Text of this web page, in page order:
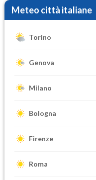
Meteo città italiane
Torino
Genova
Milano
Bologna
Firenze
Roma